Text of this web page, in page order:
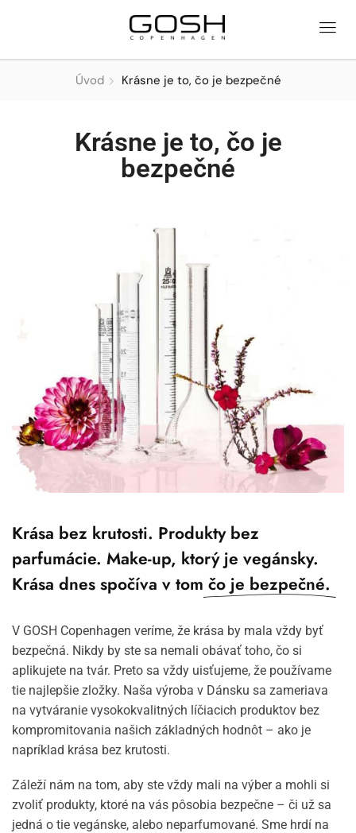
Úvod Krásne je to, čo je bezpečné
Krásne je to, čo je
bezpečné
Krása bez krutosti. Produkty bez
parfumácie. Make-up, ktorý je vegánsky.
Krása dnes spočíva v tom čo je bezpečné.
V GOSH Copenhagen veríme, že krása by mala vždy byť
bezpečná. Nikdy by ste sa nemali obávať toho, čo si
aplikujete na tvár. Preto sa vždy uisťujeme, že používame
tie najlepšie zložky. Naša výroba v Dánsku sa zameriava
na vytváranie vysokokvalitných líčiacich produktov bez
kompromitovania našich základných hodnôt – ako je
napríklad krása bez krutosti.
Záleží nám na tom, aby ste vždy mali na výber a mohli si
zvoliť produkty, ktoré na vás pôsobia bezpečne – či už sa
jedná o tie vegánske, alebo neparfumované. Sme hrdí na